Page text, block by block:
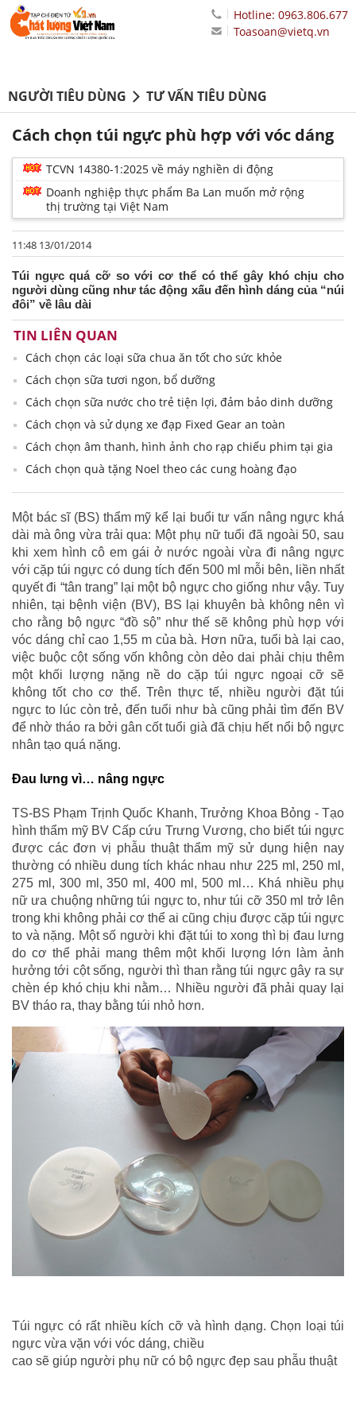
Hotline: 0963.806.677
Toasoan@vietq.vn
NGƯỜI TIÊU DÙNG TƯ VẤN TIÊU DÙNG
Cách chọn túi ngực phù hợp với vóc dáng
TCVN 14380-1:2025 về máy nghiền di động
Doanh nghiệp thực phẩm Ba Lan muốn mở rộng
thị trường tại Việt Nam
11:48 13/01/2014
Túi ngực quá cỡ so với cơ thể có thể gây khó chịu cho
người dùng cũng như tác động xấu đến hình dáng của “núi
đôi” về lâu dài
TIN LIÊN QUAN
Cách chọn các loại sữa chua ăn tốt cho sức khỏe
Cách chọn sữa tươi ngon, bổ dưỡng
Cách chọn sữa nước cho trẻ tiện lợi, đảm bảo dinh dưỡng
Cách chọn và sử dụng xe đạp Fixed Gear an toàn
Cách chọn âm thanh, hình ảnh cho rạp chiếu phim tại gia
Cách chọn quà tặng Noel theo các cung hoàng đạo
Một bác sĩ (BS) thẩm mỹ kể lại buổi tư vấn nâng ngực khá
dài mà ông vừa trải qua: Một phụ nữ tuổi đã ngoài 50, sau
khi xem hình cô em gái ở nước ngoài vừa đi nâng ngực
với cặp túi ngực có dung tích đến 500 ml mỗi bên, liền nhất
quyết đi “tân trang” lại một bộ ngực cho giống như vậy. Tuy
nhiên, tại bệnh viện (BV), BS lại khuyên bà không nên vì
cho rằng bộ ngực “đồ sộ” như thế sẽ không phù hợp với
vóc dáng chỉ cao 1,55 m của bà. Hơn nữa, tuổi bà lại cao,
việc buộc cột sống vốn không còn dẻo dai phải chịu thêm
một khối lượng nặng nề do cặp túi ngực ngoại cỡ sẽ
không tốt cho cơ thể. Trên thực tế, nhiều người đặt túi
ngực to lúc còn trẻ, đến tuổi như bà cũng phải tìm đến BV
để nhờ tháo ra bởi gân cốt tuổi già đã chịu hết nổi bộ ngực
nhân tạo quá nặng.
Đau lưng vì… nâng ngực
TS-BS Phạm Trịnh Quốc Khanh, Trưởng Khoa Bỏng - Tạo
hình thẩm mỹ BV Cấp cứu Trưng Vương, cho biết túi ngực
được các đơn vị phẫu thuật thẩm mỹ sử dụng hiện nay
thường có nhiều dung tích khác nhau như 225 ml, 250 ml,
275 ml, 300 ml, 350 ml, 400 ml, 500 ml… Khá nhiều phụ
nữ ưa chuộng những túi ngực to, như túi cỡ 350 ml trở lên
trong khi không phải cơ thể ai cũng chịu được cặp túi ngực
to và nặng. Một số người khi đặt túi to xong thì bị đau lưng
do cơ thể phải mang thêm một khối lượng lớn làm ảnh
hưởng tới cột sống, người thì than rằng túi ngực gây ra sự
chèn ép khó chịu khi nằm… Nhiều người đã phải quay lại
BV tháo ra, thay bằng túi nhỏ hơn.
Túi ngực có rất nhiều kích cỡ và hình dạng. Chọn loại túi
ngực vừa vặn với vóc dáng, chiều
cao sẽ giúp người phụ nữ có bộ ngực đẹp sau phẫu thuật